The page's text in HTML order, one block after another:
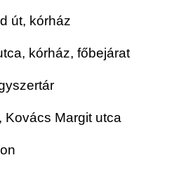
út, kórház
kórház, főbejárat
Kovács Margit utca